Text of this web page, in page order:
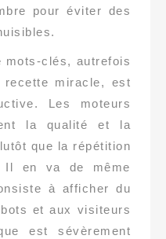
pour éviter des
mots-clés, autrefois
recette miracle, est
Les moteurs
la qualité et la
que la répétition
Il en va de même
à afficher du
et aux visiteurs
est sévèrement